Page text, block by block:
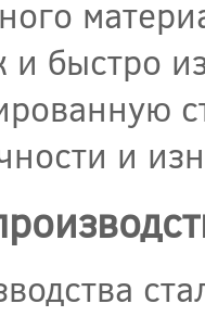
и быстро
и